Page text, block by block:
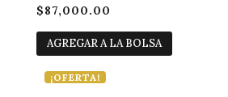
$87,000.00
AGREGAR A LA BOLSA
¡OFERTA!